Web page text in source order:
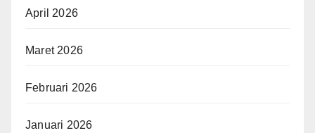
April 2026
Maret 2026
Februari 2026
Januari 2026